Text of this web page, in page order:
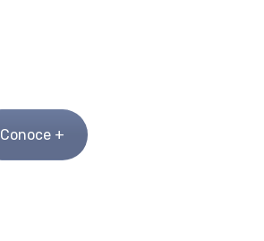
Conoce +